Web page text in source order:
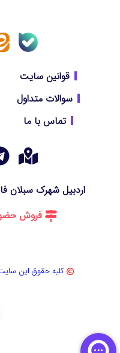
قوانین سایت
سوالات متداول
تماس با ما
اردبیل شهرک سبلان
فروش
کلیه حقوق این